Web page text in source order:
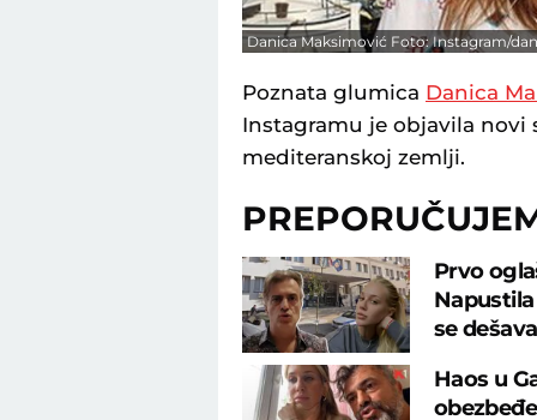
Danica Maksimović Foto: Instagram/
Poznata glumica Danica
Instagramu je objavila novi
mediteranskoj zemlji.
Prvo
se dešava
Haos u